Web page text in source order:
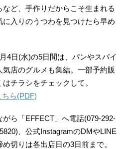
ど、手作りだからこそ生まれる
入りのうつわを見つけたら早め
4日(水)の5日間は、パンやスパイ
店のグルメも集結。一部予約販
チラシをチェックして。
ら(PDF)
ら「EFFECT」へ電話(079-292-
)、公式InstagramのDMやLINE
切りは各出店日の3日前まで。